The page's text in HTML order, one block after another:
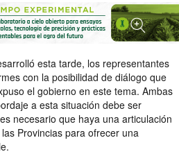
esta tarde, los representantes
con la posibilidad de diálogo que
el gobierno en este tema. Ambas
a esta situación debe ser
necesario que haya una articulación
Provincias para ofrecer una